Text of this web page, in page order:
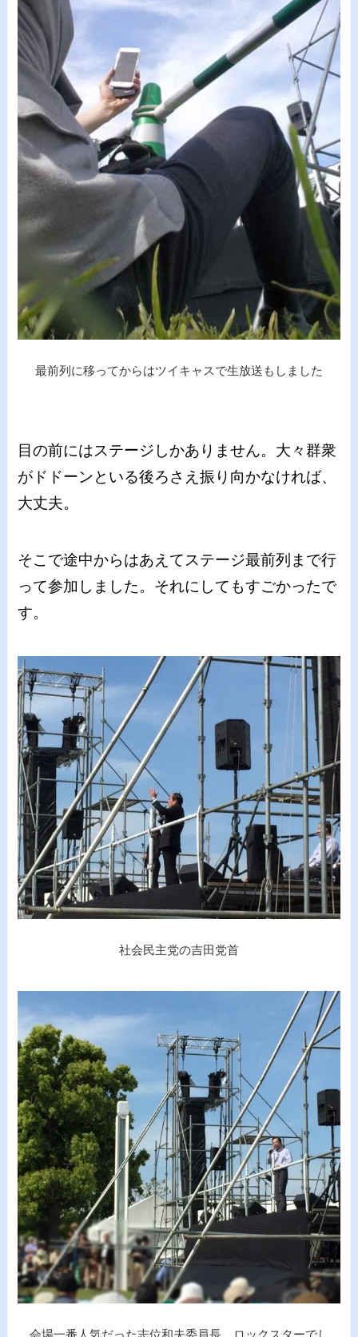
最前列に移ってからはツイキャスで生放送もしました
目の前にはステージしかありません。大々群衆
がドドーンといる後ろさえ振り向かなければ、
大丈夫。
そこで途中からはあえてステージ最前列まで行
って参加しました。それにしてもすごかったで
す。
社会民主党の吉田党首
会場一番人気だった志位和夫委員長。ロックスターでし